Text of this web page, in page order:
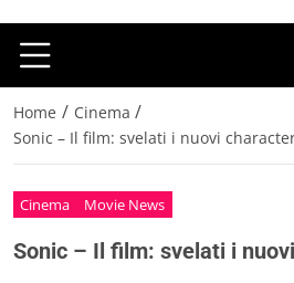
Home / Cinema /
Sonic – Il film: svelati i nuovi
Cinema Movie News
Sonic – Il film: svelati i